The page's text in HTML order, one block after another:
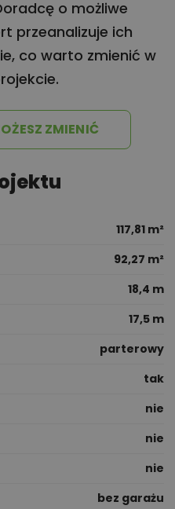
o możliwe
przeanalizuje ich
co warto zmienić w
ZMIENIĆ
117,81 m²
92,27 m²
18,4 m
17,5 m
parterowy
tak
nie
nie
nie
bez garażu